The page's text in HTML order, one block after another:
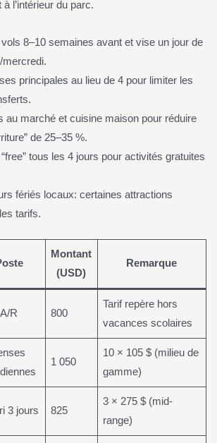
l’intérieur du parc.
8–10 semaines avant et vise un jour de
mercredi.
principales au lieu de 4 pour limiter les
au marché et cuisine maison pour réduire
de 25–35 %.
tous les 4 jours pour activités gratuites
fériés locaux: certaines attractions
tarifs.
Montant
(USD)
Remarque
R 800
Tarif repère hors
vacances scolaires
1 050
10 × 105 $ (milieu de
gamme)
3 jours 825
3 × 275 $ (mid-
range)